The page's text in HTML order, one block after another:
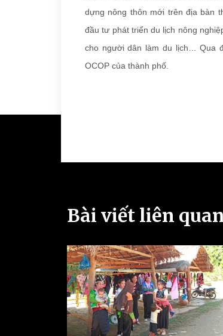
dựng nông thôn mới trên địa bàn
đầu tư phát triển du lịch nông
cho người dân làm du lịch… Qua
OCOP của thành phố.
Bài viết liên